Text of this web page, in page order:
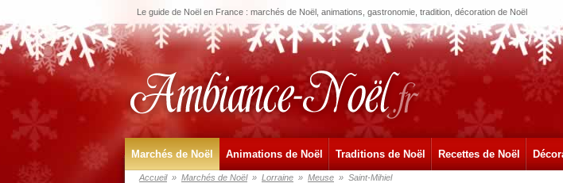
Le guide de Noël en France : marchés de Noël, animations, gastronomie, tradition, décoration de Noël
Marchés de Noël Animations de Noël Traditions de Noël Recettes de Noël
Accueil » Marchés de Noël » Lorraine » Meuse » Saint-Mihiel